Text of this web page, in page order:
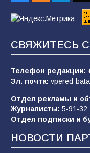
«Слухами
отчаяние, а не
81
Морской квест в
воспитанники
74
СВЯЖИТЕСЬ
Телефон редакции:
Эл. почта: vpered-
Отдел рекламы и
Журналисты: 5-91-32
Отдел подписки и
НОВОСТИ